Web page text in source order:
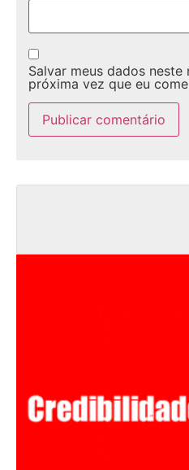
Salvar meus dados neste
próxima vez que eu